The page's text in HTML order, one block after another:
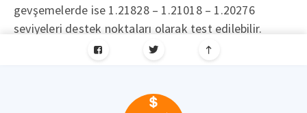
gevşemelerde ise 1.21828 – 1.21018 – 1.20276
seviyeleri destek noktaları olarak test edilebilir.